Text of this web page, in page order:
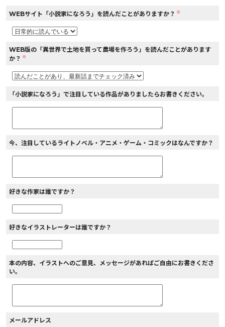
WEBサイト「小説家になろう」を読んだことがありますか？ ※
WEB版の「異世界で土地を買って農場を作ろう」を読んだことがあります
か？ ※
「小説家になろう」で注目している作品がありましたらお書きください。
今、注目しているライトノベル・アニメ・ゲーム・コミックはなんですか？
好きな作家は誰ですか？
好きなイラストレーターは誰ですか？
本の内容、イラストへのご意見、メッセージがあればご自由にお書きくださ
い。
メールアドレス